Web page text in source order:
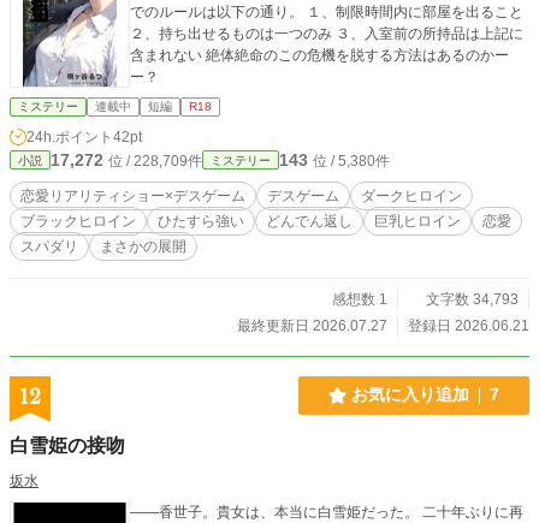
でのルールは以下の通り。 １、制限時間内に部屋を出ること
２、持ち出せるものは一つのみ ３、入室前の所持品は上記に
含まれない 絶体絶命のこの危機を脱する方法はあるのかー
ー？
ミステリー 連載中 短編 R18
24h.ポイント 42pt
小説 17,272 位 / 228,709件 ミステリー 143 位 / 5,380件
恋愛リアリティショー×デスゲーム デスゲーム
ダークヒロイン
ブラックヒロイン
ひたすら強い どんでん返し 巨乳ヒロイン
恋愛
スパダリ
まさかの展開
感想数 1
文字数 34,793
最終更新日 2026.07.27
登録日 2026.06.21
12 お気に入り追加 7
白雪姫の接吻
坂水
――香世子。貴女は、本当に白雪姫だった。 二十年ぶりに再